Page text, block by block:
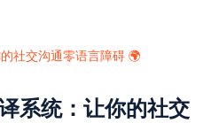
社交沟通零语言障碍 🌍
系统：让你的社交